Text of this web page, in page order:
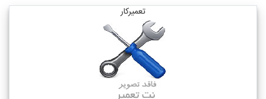
تعمیرکار